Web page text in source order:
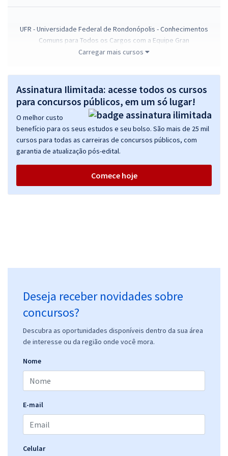
UFR - Universidade Federal de Rondonópolis - Conhecimentos
Comuns para Todos os Cargos com a Equipe Gran
R$ 306,24à vista
Comprar
UFR - Universidade Federal de Rondonópolis - Assistente Social
ou 12x de R$39,99
Economize R$ 76,56 (-20%)
UFR - Universidade Federal de Rondonópolis - Nutricionista
ou 12x deR$25,52
Carregar mais cursos
Assinatura Ilimitada: acesse todos os cursos
para concursos públicos, em um só lugar!
O melhor custo
benefício para os seus estudos e seu bolso. São mais de 25 mil
cursos para todas as carreiras de concursos públicos, com
garantia de atualização pós-edital.
Comece hoje
Deseja receber novidades sobre
concursos?
Descubra as oportunidades disponíveis dentro da sua área
de interesse ou da região onde você mora.
Nome
E-mail
Celular